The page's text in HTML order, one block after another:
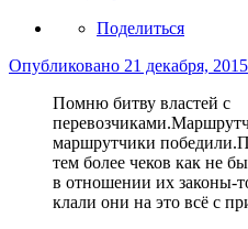
Поделиться
Опубликовано 21 декабря, 2015
Помню битву властей с
маршрутчики
тем более чеков как не
в отношении их законы-
клали они на это всё с